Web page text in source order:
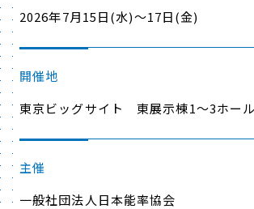
2026年7月15日(水)～17日(金)
開催地
東京ビッグサイト 東展示棟1～3ホール
主催
一般社団法人日本能率協会